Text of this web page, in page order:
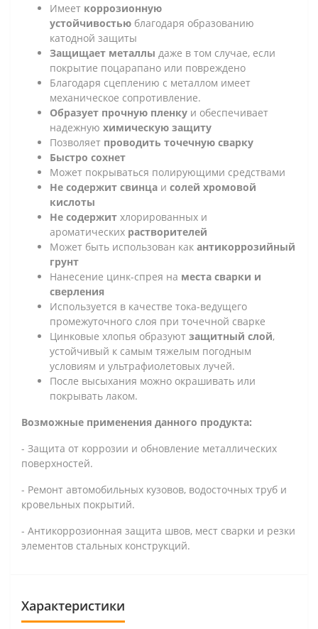
Имеет коррозионную
устойчивостью благодаря образованию
катодной защиты
Защищает металлы даже в том случае, если
покрытие поцарапано или повреждено
Благодаря сцеплению с металлом имеет
механическое сопротивление.
Образует прочную пленку и обеспечивает
надежную химическую защиту
Позволяет проводить точечную сварку
Быстро сохнет
Может покрываться полирующими средствами
Не содержит свинца и солей хромовой
кислоты
Не содержит хлорированных и
ароматических растворителей
Может быть использован как антикоррозийный
грунт
Нанесение цинк-спрея на места сварки и
сверления
Используется в качестве тока-ведущего
промежуточного слоя при точечной сварке
Цинковые хлопья образуют защитный слой,
устойчивый к самым тяжелым погодным
условиям и ультрафиолетовых лучей.
После высыхания можно окрашивать или
покрывать лаком.
Возможные применения данного продукта:
- Защита от коррозии и обновление металлических
поверхностей.
- Ремонт автомобильных кузовов, водосточных труб и
кровельных покрытий.
- Антикоррозионная защита швов, мест сварки и резки
элементов стальных конструкций.
Характеристики